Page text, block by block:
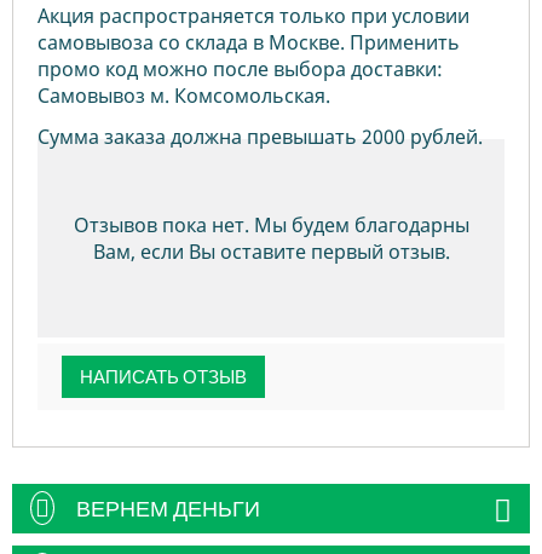
Акция распространяется только при условии
самовывоза со склада в Москве. Применить
промо код можно после выбора доставки:
Самовывоз м. Комсомольская.
Сумма заказа должна превышать 2000 рублей.
Отзывов пока нет. Мы будем благодарны
Вам, если Вы оставите первый отзыв.
НАПИСАТЬ ОТЗЫВ
ВЕРНЕМ ДЕНЬГИ